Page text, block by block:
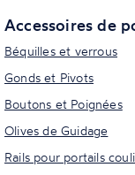
Accessoires de
Béquilles et verrous
Gonds et Pivots
Boutons et Poignées
Olives de Guidage
Rails pour portails